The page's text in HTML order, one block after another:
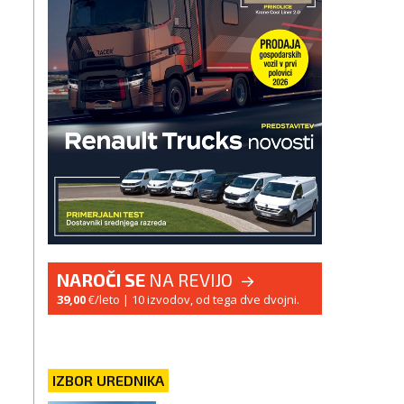
NAROČI SE NA REVIJO
39,00€/leto | 10 izvodov, od tega dve dvojni.
IZBOR UREDNIKA